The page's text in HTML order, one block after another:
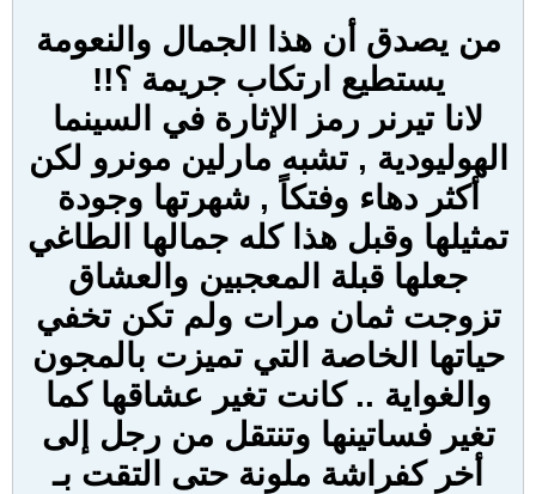
من يصدق أن هذا الجمال والنعومة
يستطيع ارتكاب جريمة ؟!!
لانا تيرنر رمز الإثارة في السينما
الهوليودية , تشبه مارلين مونرو لكن
أكثر دهاء وفتكاً , شهرتها وجودة
تمثيلها وقبل هذا كله جمالها الطاغي
جعلها قبلة المعجبين والعشاق
تزوجت ثمان مرات ولم تكن تخفي
حياتها الخاصة التي تميزت بالمجون
والغواية .. كانت تغير عشاقها كما
تغير فساتينها وتنتقل من رجل إلى
أخر كفراشة ملونة حتى التقت بـ